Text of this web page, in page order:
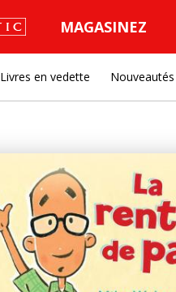
MAGASINEZ
Livres en vedette Nouveautés